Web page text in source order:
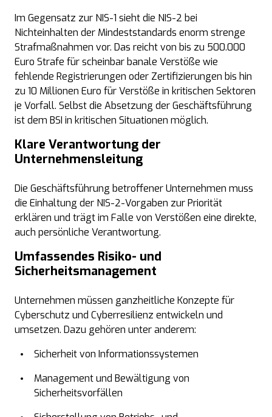
Im Gegensatz zur NIS-1 sieht die NIS-2 bei
Nichteinhalten der Mindeststandards enorm strenge
Strafmaßnahmen vor. Das reicht von bis zu 500.000
Euro Strafe für scheinbar banale Verstöße wie
fehlende Registrierungen oder Zertifizierungen bis hin
zu 10 Millionen Euro für Verstöße in kritischen Sektoren
je Vorfall. Selbst die Absetzung der Geschäftsführung
ist dem BSI in kritischen Situationen möglich.
Klare Verantwortung der
Unternehmensleitung
Die Geschäftsführung betroffener Unternehmen muss
die Einhaltung der NIS-2-Vorgaben zur Priorität
erklären und trägt im Falle von Verstößen eine direkte,
auch persönliche Verantwortung.
Umfassendes Risiko- und
Sicherheitsmanagement
Unternehmen müssen ganzheitliche Konzepte für
Cyberschutz und Cyberresilienz entwickeln und
umsetzen. Dazu gehören unter anderem:
Sicherheit von Informationssystemen
Management und Bewältigung von
Sicherheitsvorfällen